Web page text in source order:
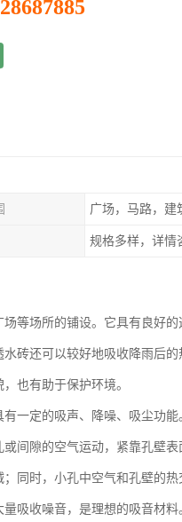
广场，马路，建
规格多样，详情
等场所的铺设。它具有良好
砖还可以较好地吸收降雨后
也有助于保护环境。
一定的吸声、降噪、吸尘功能
间隙的空气运动，紧靠孔壁表
同时，小孔中空气和孔壁的
吸收噪音，是理想的吸音材